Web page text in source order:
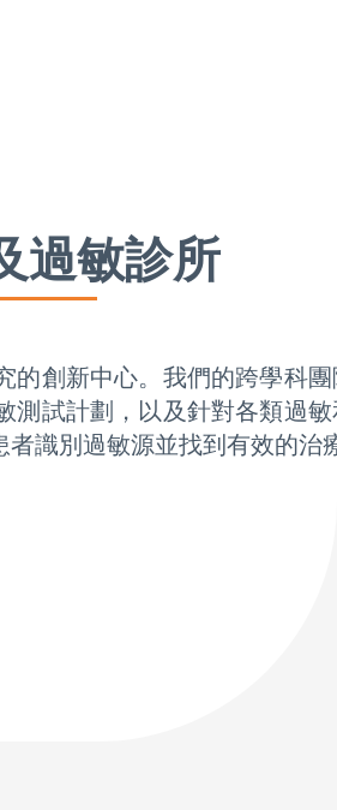
過敏診所
的創新中心。我們的跨學科
測試計劃，以及針對各類過
識別過敏源並找到有效的治